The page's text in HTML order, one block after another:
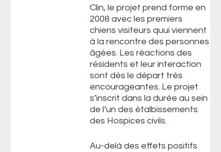
Clin, le projet prend forme en
2008 avec les premiers
chiens visiteurs quui viennent
à la rencontre des personnes
âgées. Les réactions des
résidents et leur interaction
sont dès le départ très
encourageantes. Le projet
s’inscrit dans la durée au sein
de l’un des étalbissements
des Hospices civils.
Au-delà des effets positifs